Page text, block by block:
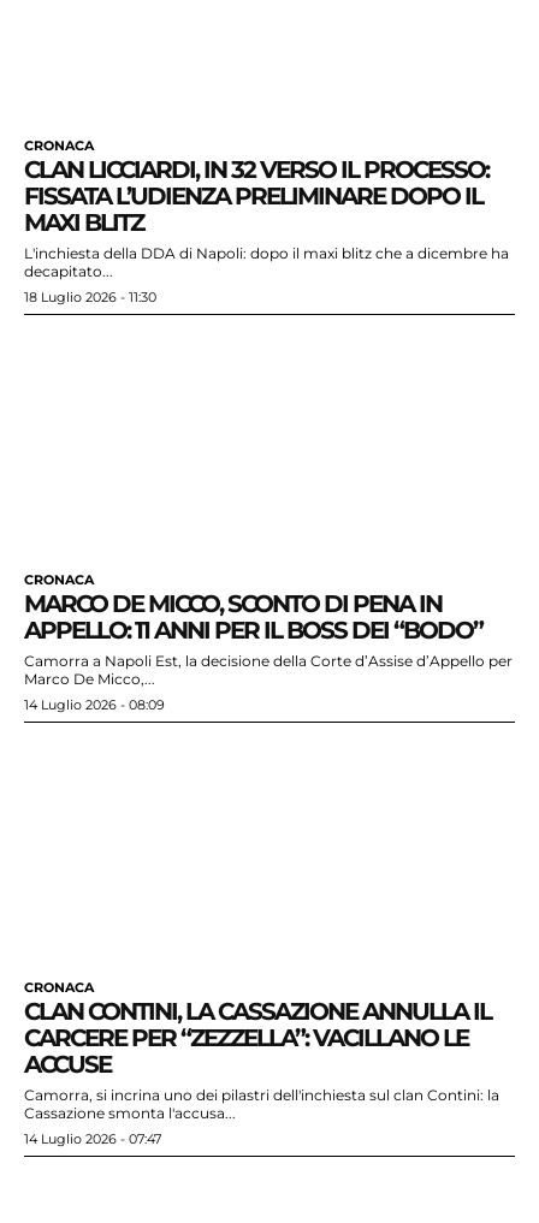
CRONACA
CLAN LICCIARDI, IN 32 VERSO IL PROCESSO:
FISSATA L’UDIENZA PRELIMINARE DOPO IL
MAXI BLITZ
L'inchiesta della DDA di Napoli: dopo il maxi blitz che a dicembre ha
decapitato...
18 Luglio 2026 - 11:30
CRONACA
MARCO DE MICCO, SCONTO DI PENA IN
APPELLO: 11 ANNI PER IL BOSS DEI “BODO”
Camorra a Napoli Est, la decisione della Corte d’Assise d’Appello per
Marco De Micco,...
14 Luglio 2026 - 08:09
CRONACA
CLAN CONTINI, LA CASSAZIONE ANNULLA IL
CARCERE PER “ZEZZELLA”: VACILLANO LE
ACCUSE
Camorra, si incrina uno dei pilastri dell'inchiesta sul clan Contini: la
Cassazione smonta l'accusa...
14 Luglio 2026 - 07:47